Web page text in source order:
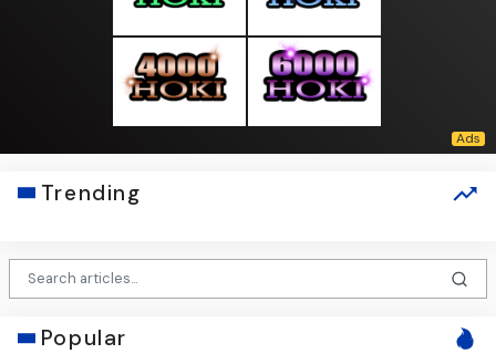
Trending
Popular